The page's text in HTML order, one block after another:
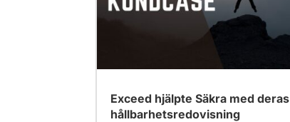
Exceed hjälpte Säkra med deras
hållbarhetsredovisning